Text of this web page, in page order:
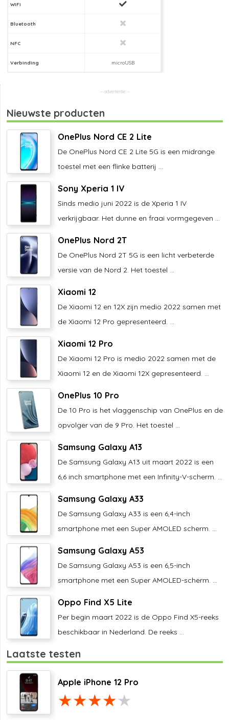
WiFi
Bluetooth
NFC
Verbinding microUSB
Nieuwste producten
OnePlus Nord CE 2 Lite
De OnePlus Nord CE 2 Lite 5G is een midrange
toestel met een flinke batterij ...
Sony Xperia 1 IV
Sinds medio juni 2022 is de Xperia 1 IV
verkrijgbaar. Het dunne en fraai vormgegeven ...
OnePlus Nord 2T
De OnePlus Nord 2T 5G is een licht verbeterde
versie van de Nord 2. Het toestel ...
Xiaomi 12
De Xiaomi 12 en 12X zijn medio 2022 samen met
de Xiaomi 12 Pro gepresenteerd. ...
Xiaomi 12 Pro
De Xiaomi 12 Pro is medio 2022 samen met de
Xiaomi 12 en de Xiaomi 12X gepresenteerd. ...
OnePlus 10 Pro
De 10 Pro is het vlaggenschip van OnePlus en de
opvolger van de 9 Pro. Het toestel ...
Samsung Galaxy A13
De Samsung Galaxy A13 uit maart 2022 is een
6,6 inch smartphone met een Infinity-V-scherm. ...
Samsung Galaxy A33
De Samsung Galaxy A33 is een 6,4-inch
smartphone met een Super AMOLED scherm. ...
Samsung Galaxy A53
De Samsung Galaxy A53 is een 6,5-inch
smartphone met een Super AMOLED-scherm. ...
Oppo Find X5 Lite
Per begin maart 2022 is de Oppo Find X5-reeks
beschikbaar in Nederland. De reeks ...
Laatste testen
Apple iPhone 12 Pro